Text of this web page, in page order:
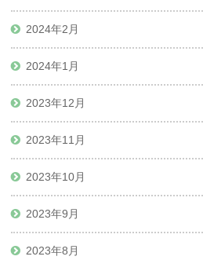
2024年2月
2024年1月
2023年12月
2023年11月
2023年10月
2023年9月
2023年8月